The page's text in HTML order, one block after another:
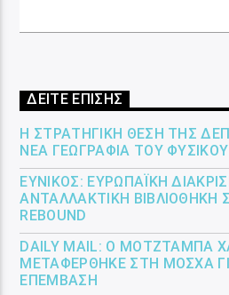
ΔΕΙΤΕ ΕΠΙΣΗΣ
Η ΣΤΡΑΤΗΓΙΚΉ ΘΈΣΗ ΤΗΣ
ΝΈΑ ΓΕΩΓΡΑΦΊΑ ΤΟΥ
ΕΎΝΙΚΟΣ: ΕΥΡΩΠΑΪΚΉ
ΑΝΤΑΛΛΑΚΤΙΚΉ ΒΙΒΛΙΟΘΉΚΗ
REBOUND
DAILY MAIL: Ο ΜΟΤΖΤΆΜΠΑ
ΜΕΤΑΦΈΡΘΗΚΕ ΣΤΗ ΜΌΣΧΑ
ΕΠΈΜΒΑΣΗ